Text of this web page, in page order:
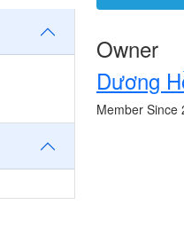
Owner
Dương
Member Since